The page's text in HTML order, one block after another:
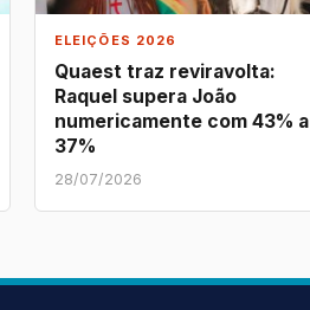
ELEIÇÕES 2026
Quaest traz reviravolta:
Raquel supera João
numericamente com 43% a
37%
28/07/2026